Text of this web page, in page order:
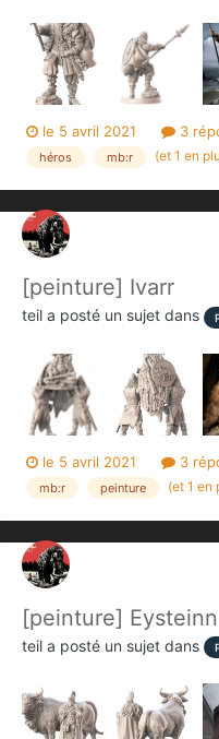
le 5 avril 2021 3
héros mb:r (et 1 en
[peinture] Ivarr
teil a posté un sujet dans
le 5 avril 2021 3
mb:r peinture (et 1 en
[peinture]
teil a posté un sujet dans